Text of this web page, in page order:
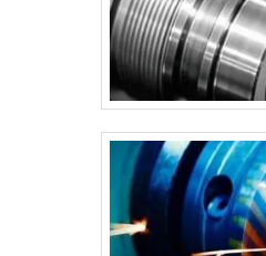
elevatórias pneumáticas e
reforma de máquinas
qualidade e
clientes através de um
USB – Usinagem São Bento
destacado da concorrência
que faz, fechando todo
excelência para cada cliente..